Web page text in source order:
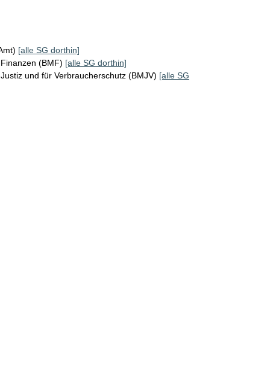
[alle SG dorthin]
(BMF) [alle SG dorthin]
und für Verbraucherschutz (BMJV) [alle SG